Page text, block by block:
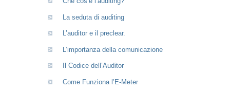
La seduta di auditing
L’auditor e il preclear.
L’importanza della comunicazione
Il Codice dell’Auditor
Come Funziona l’E-Meter